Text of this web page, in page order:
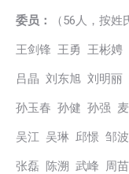
委员： （56人，按姓
王剑锋 王勇 王彬
吕晶 刘东旭 刘明
孙玉春 孙健 孙强
吴江 吴琳 邱憬 邹
张磊 陈溯 武峰 周